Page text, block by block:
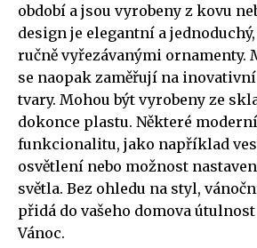
období a jsou vyrobeny z kovu
design je elegantní a
ručně vyřezávanými ornamenty.
se naopak zaměřují na
tvary. Mohou být vyrobeny ze
dokonce plastu. Některé
funkcionalitu, jako například
osvětlení nebo možnost
světla. Bez ohledu na styl,
přidá do vašeho domova
Vánoc.